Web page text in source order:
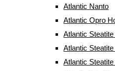
Atlantic Nanto
Atlantic Opro
Atlantic
Atlantic Steatite
Atlantic
Бойлер Atlantic
30 D325-2-BC